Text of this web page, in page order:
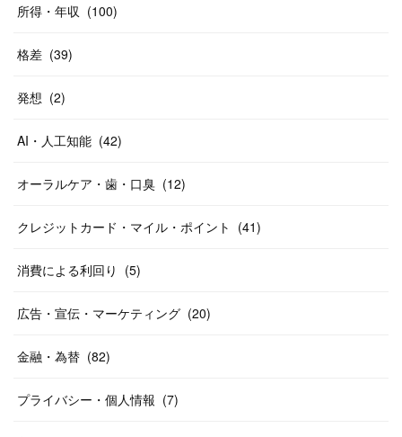
所得・年収 (100)
格差 (39)
発想 (2)
AI・人工知能 (42)
オーラルケア・歯・口臭 (12)
クレジットカード・マイル・ポイント (41)
消費による利回り (5)
広告・宣伝・マーケティング (20)
金融・為替 (82)
プライバシー・個人情報 (7)